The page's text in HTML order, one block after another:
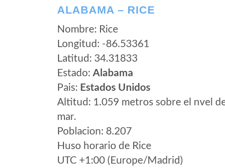
ALABAMA – RICE
Nombre: Rice
Longitud: -86.53361
Latitud: 34.31833
Estado: Alabama
Pais: Estados Unidos
Altitud: 1.059 metros sobre el nvel
mar.
Poblacion: 8.207
Huso horario de Rice
UTC +1:00 (Europe/Madrid)